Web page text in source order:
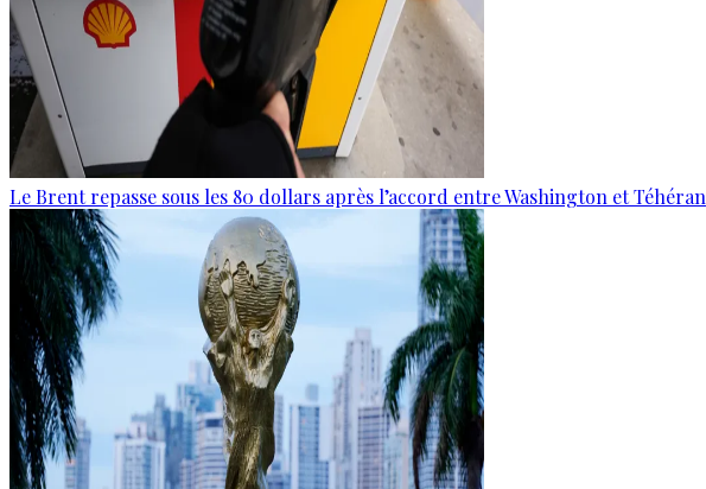
Le Brent repasse sous les 80 dollars après l’accord entre Washington et Téhéran